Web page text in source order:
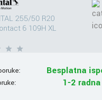
255/50 R20
6 109H XL
Besplatna
1-2